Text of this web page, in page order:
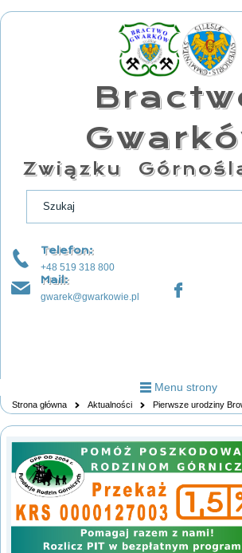
Związku
Telefon:
+48 519 318 800
Mail:
gwarek@gwarkowie.pl
Menu strony
Strona główna Aktualności Pierwsze urodziny